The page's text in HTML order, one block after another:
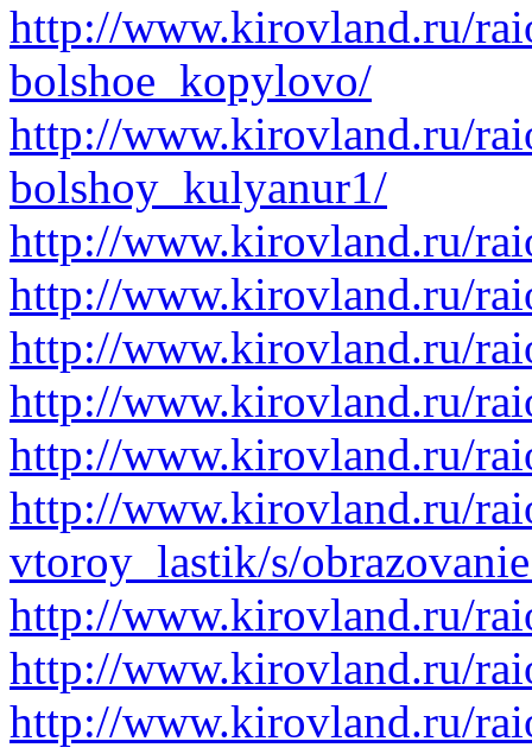
http://www.kirovland.ru/
bolshoe_kopylovo/
http://www.kirovland.ru/
bolshoy_kulyanur1/
http://www.kirovland.ru/
http://www.kirovland.ru/
http://www.kirovland.ru/
http://www.kirovland.ru/
http://www.kirovland.ru/
http://www.kirovland.ru/
vtoroy_lastik/s/
http://www.kirovland.ru/
http://www.kirovland.ru/
http://www.kirovland.ru/